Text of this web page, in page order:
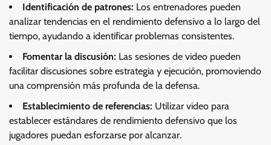
Identificación de patrones: Los entrenadores pueden
analizar tendencias en el rendimiento defensivo a lo largo del
tiempo, ayudando a identificar problemas consistentes.
Fomentar la discusión: Las sesiones de video pueden
facilitar discusiones sobre estrategia y ejecución, promoviendo
una comprensión más profunda de la defensa.
Establecimiento de referencias: Utilizar video para
establecer estándares de rendimiento defensivo que los
jugadores puedan esforzarse por alcanzar.